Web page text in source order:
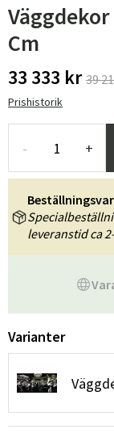
Cm
33 333 kr 39
Prishistorik
- +
leveranstid ca
Varianter